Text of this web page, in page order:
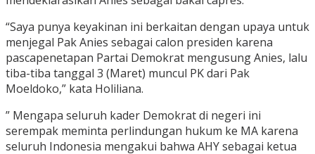
“Saya punya keyakinan ini berkaitan dengan upaya untuk
menjegal Pak Anies sebagai calon presiden karena
pascapenetapan Partai Demokrat mengusung Anies, lalu
tiba-tiba tanggal 3 (Maret) muncul PK dari Pak
Moeldoko,” kata Holiliana.
” Mengapa seluruh kader Demokrat di negeri ini
serempak meminta perlindungan hukum ke MA karena
seluruh Indonesia mengakui bahwa AHY sebagai ketua